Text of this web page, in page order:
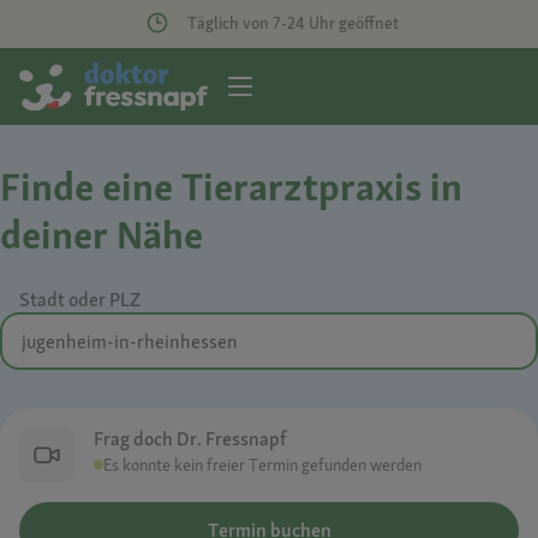
Täglich von 7-24 Uhr geöffnet
Finde eine Tierarztpraxis in
deiner Nähe
Stadt oder PLZ
Frag doch Dr. Fressnapf
Es konnte kein freier Termin gefunden werden
Termin buchen